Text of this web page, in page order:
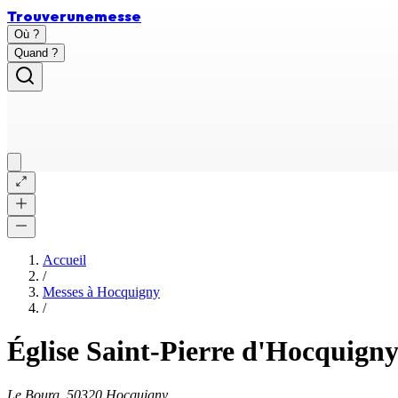
Trouverunemesse
Où ?
Quand ?
Accueil
/
Messes à Hocquigny
/
Église Saint-Pierre d'Hocquigny
Le Bourg, 50320 Hocquigny